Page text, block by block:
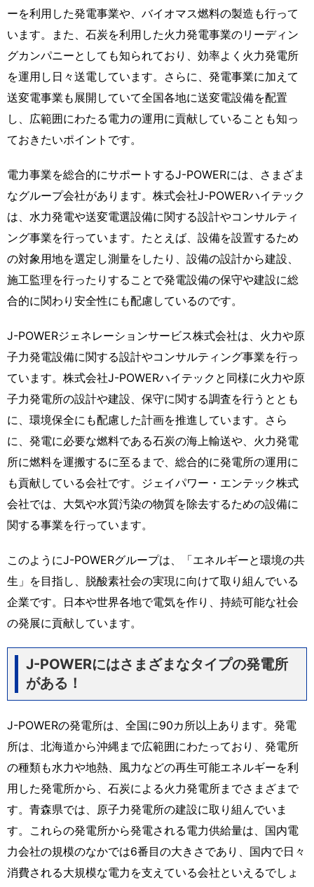
ーを利用した発電事業や、バイオマス燃料の製造も行って
います。また、石炭を利用した火力発電事業のリーディン
グカンパニーとしても知られており、効率よく火力発電所
を運用し日々送電しています。さらに、発電事業に加えて
送変電事業も展開していて全国各地に送変電設備を配置
し、広範囲にわたる電力の運用に貢献していることも知っ
ておきたいポイントです。
電力事業を総合的にサポートするJ-POWERには、さまざま
なグループ会社があります。株式会社J-POWERハイテック
は、水力発電や送変電選設備に関する設計やコンサルティ
ング事業を行っています。たとえば、設備を設置するため
の対象用地を選定し測量をしたり、設備の設計から建設、
施工監理を行ったりすることで発電設備の保守や建設に総
合的に関わり安全性にも配慮しているのです。
J-POWERジェネレーションサービス株式会社は、火力や原
子力発電設備に関する設計やコンサルティング事業を行っ
ています。株式会社J-POWERハイテックと同様に火力や原
子力発電所の設計や建設、保守に関する調査を行うととも
に、環境保全にも配慮した計画を推進しています。さら
に、発電に必要な燃料である石炭の海上輸送や、火力発電
所に燃料を運搬するに至るまで、総合的に発電所の運用に
も貢献している会社です。ジェイパワー・エンテック株式
会社では、大気や水質汚染の物質を除去するための設備に
関する事業を行っています。
このようにJ-POWERグループは、「エネルギーと環境の共
生」を目指し、脱酸素社会の実現に向けて取り組んでいる
企業です。日本や世界各地で電気を作り、持続可能な社会
の発展に貢献しています。
J-POWERにはさまざまなタイプの発電所
がある！
J-POWERの発電所は、全国に90カ所以上あります。発電
所は、北海道から沖縄まで広範囲にわたっており、発電所
の種類も水力や地熱、風力などの再生可能エネルギーを利
用した発電所から、石炭による火力発電所までさまざまで
す。青森県では、原子力発電所の建設に取り組んでいま
す。これらの発電所から発電される電力供給量は、国内電
力会社の規模のなかでは6番目の大きさであり、国内で日々
消費される大規模な電力を支えている会社といえるでしょ